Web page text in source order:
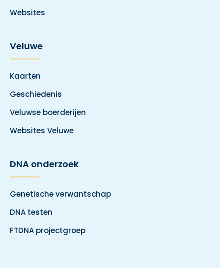
Websites
Veluwe
Kaarten
Geschiedenis
Veluwse boerderijen
Websites Veluwe
DNA onderzoek
Genetische verwantschap
DNA testen
FTDNA projectgroep